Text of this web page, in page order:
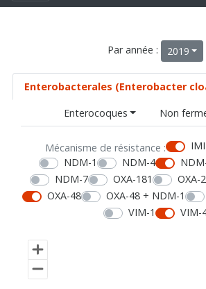
Par année : 2019
Enterobacterales (Enterobacter
Enterocoques
Non
Mécanisme de résistance :
NDM-1
NDM-4
NDM-7
OXA-181 OXA-
OXA-48
OXA-48 + NDM-1
VIM-1
VIM-